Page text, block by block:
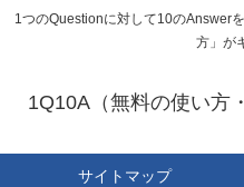
1つのQuestionに対して10のAnswer
方」が
1Q10A（無料の使い方
サイトマップ